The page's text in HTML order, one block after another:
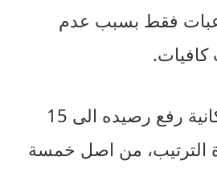
لاعبات فقط بسبب عدم
كافيات.
فريق النهضة البركانية رفع رصيده الى 15
الترتيب، من اصل خمسة